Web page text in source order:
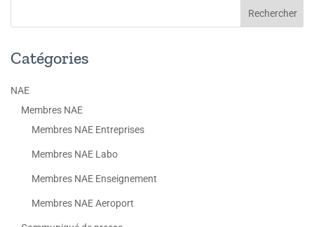
Catégories
NAE
Membres NAE
Membres NAE Entreprises
Membres NAE Labo
Membres NAE Enseignement
Membres NAE Aeroport